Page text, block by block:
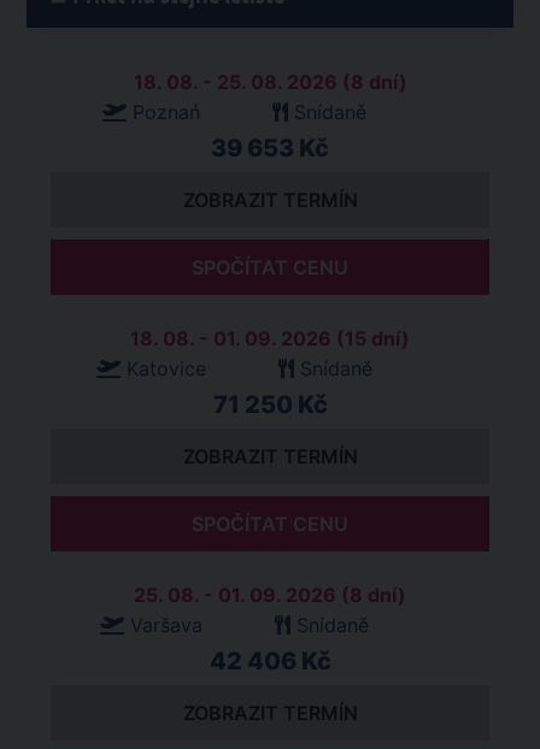
18. 08. - 25. 08. 2026 (8 dní)
Poznań
Snídaně
39 653 Kč
ZOBRAZIT TERMÍN
SPOČÍTAT CENU
18. 08. - 01. 09. 2026 (15 dní)
Katovice
Snídaně
71 250 Kč
ZOBRAZIT TERMÍN
SPOČÍTAT CENU
25. 08. - 01. 09. 2026 (8 dní)
Varšava
Snídaně
42 406 Kč
ZOBRAZIT TERMÍN